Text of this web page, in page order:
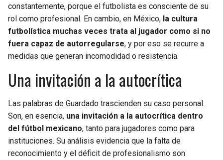
constantemente, porque el futbolista es consciente de su
rol como profesional. En cambio, en México, la cultura
futbolística muchas veces trata al jugador como si no
fuera capaz de autorregularse, y por eso se recurre a
medidas que generan incomodidad o resistencia.
Una invitación a la autocrítica
Las palabras de Guardado trascienden su caso personal.
Son, en esencia, una invitación a la autocrítica dentro
del fútbol mexicano, tanto para jugadores como para
instituciones. Su análisis evidencia que la falta de
reconocimiento y el déficit de profesionalismo son